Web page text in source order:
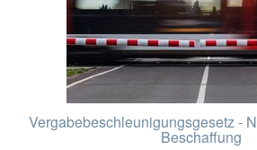
Vergabebeschleunigungsgesetz -
Beschaffung